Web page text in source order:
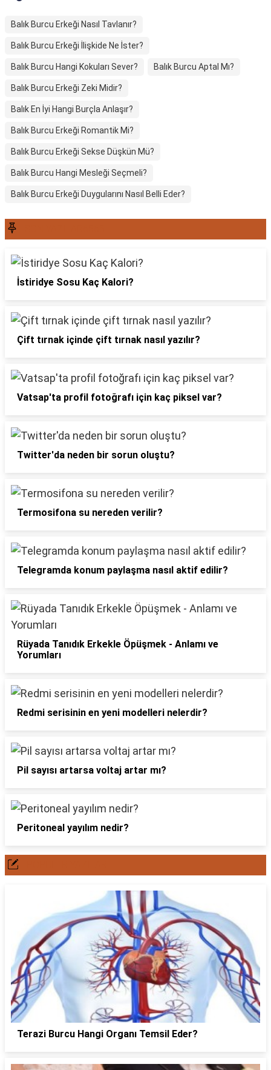
Balık Burcu Erkeği Nasıl Tavlanır?
Balık Burcu Erkeği İlişkide Ne İster?
Balık Burcu Hangi Kokuları Sever? Balık Burcu Aptal Mı?
Balık Burcu Erkeği Zeki Midir?
Balık En İyi Hangi Burçla Anlaşır?
Balık Burcu Erkeği Romantik Mi?
Balık Burcu Erkeği Sekse Düşkün Mü?
Balık Burcu Hangi Mesleği Seçmeli?
Balık Burcu Erkeği Duygularını Nasıl Belli Eder?
İstiridye Sosu Kaç Kalori?
Çift tırnak içinde çift tırnak nasıl yazılır?
Vatsap'ta profil fotoğrafı için kaç piksel var?
Twitter'da neden bir sorun oluştu?
Termosifona su nereden verilir?
Telegramda konum paylaşma nasıl aktif edilir?
Rüyada Tanıdık Erkekle Öpüşmek - Anlamı ve
Yorumları
Redmi serisinin en yeni modelleri nelerdir?
Pil sayısı artarsa voltaj artar mı?
Peritoneal yayılım nedir?
Terazi Burcu Hangi Organı Temsil Eder?